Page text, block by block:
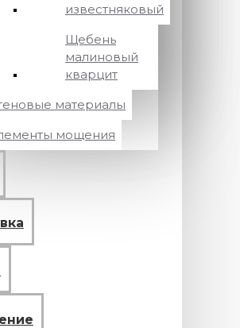
известняковый
Щебень
малиновый
кварцит
материалы
мощения